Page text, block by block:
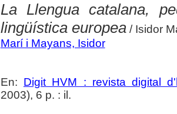
La Llengua catalana,
lingüística europea/ Isidor
Marí i Mayans, Isidor
En: Digit HVM : revista digital
2003), 6 p. : il.